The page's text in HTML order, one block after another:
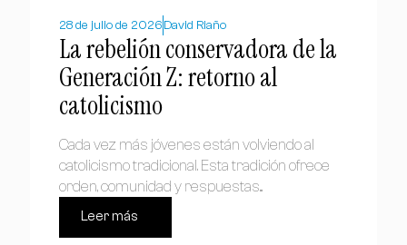
28 de julio de 2026 David Riaño
La rebelión conservadora de la
Generación Z: retorno al
catolicismo
Cada vez más jóvenes están volviendo al
catolicismo tradicional. Esta tradición ofrece
orden, comunidad y respuestas...
Leer más